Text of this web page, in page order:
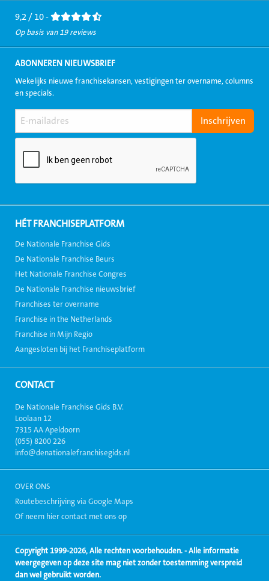
9,2 / 10 -
Op basis van 19 reviews
ABONNEREN NIEUWSBRIEF
Wekelijks nieuwe franchisekansen, vestigingen ter overname, columns
en specials.
HÉT FRANCHISEPLATFORM
De Nationale Franchise Gids
De Nationale Franchise Beurs
Het Nationale Franchise Congres
De Nationale Franchise nieuwsbrief
Franchises ter overname
Franchise in the Netherlands
Franchise in Mijn Regio
Aangesloten bij het Franchiseplatform
CONTACT
De Nationale Franchise Gids B.V.
Loolaan 12
7315 AA Apeldoorn
(055) 8200 226
info@denationalefranchisegids.nl
OVER ONS
Routebeschrijving via Google Maps
Of neem hier contact met ons op
Copyright 1999-2026, Alle rechten voorbehouden. - Alle informatie
weergegeven op deze site mag niet zonder toestemming verspreid
dan wel gebruikt worden.